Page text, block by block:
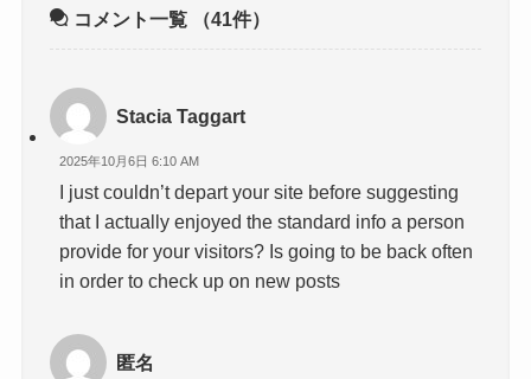
コメント一覧 （41件）
Stacia Taggart
2025年10月6日 6:10 AM
I just couldn’t depart your site before suggesting
that I actually enjoyed the standard info a person
provide for your visitors? Is going to be back often
in order to check up on new posts
匿名